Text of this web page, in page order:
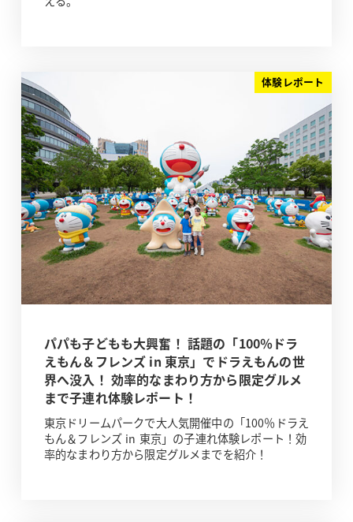
体験レポート
パパも子どもも大興奮！ 話題の「100％ドラ
えもん＆フレンズ in 東京」でドラえもんの世
界へ没入！ 効率的なまわり方から限定グルメ
まで子連れ体験レポート！
東京ドリームパークで大人気開催中の「100％ドラえ
もん＆フレンズ in 東京」の子連れ体験レポート！効
率的なまわり方から限定グルメまでを紹介！